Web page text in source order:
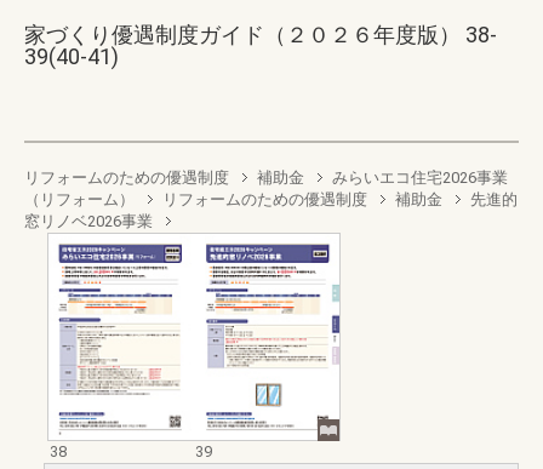
家づくり優遇制度ガイド（２０２６年度版） 38-
39(40-41)
リフォームのための優遇制度 補助金
みらいエコ住宅2026事業
（リフォーム）
リフォームのための優遇制度 補助金
先進的
窓リノベ2026事業
38
39